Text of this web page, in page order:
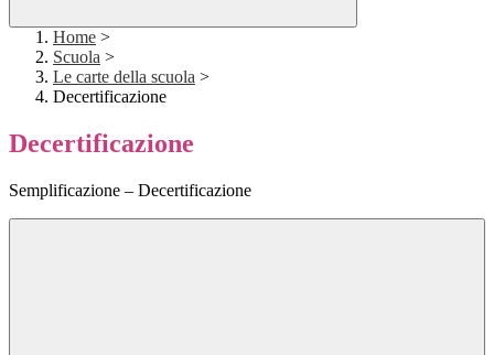
Home >
Scuola >
Le carte della scuola >
Decertificazione
Decertificazione
Semplificazione – Decertificazione